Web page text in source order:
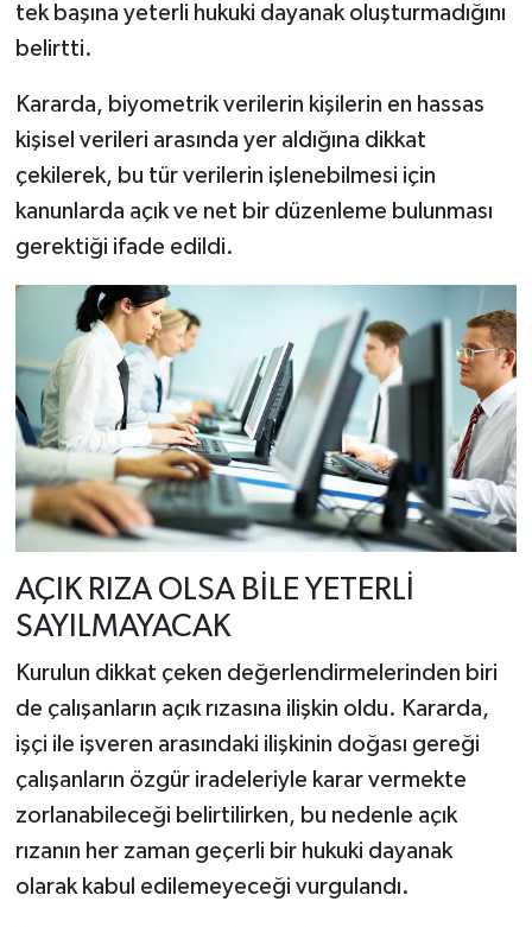
tek başına yeterli hukuki dayanak oluşturmadığını
belirtti.
Kararda, biyometrik verilerin kişilerin en hassas
kişisel verileri arasında yer aldığına dikkat
çekilerek, bu tür verilerin işlenebilmesi için
kanunlarda açık ve net bir düzenleme bulunması
gerektiği ifade edildi.
AÇIK RIZA OLSA BİLE YETERLİ
SAYILMAYACAK
Kurulun dikkat çeken değerlendirmelerinden biri
de çalışanların açık rızasına ilişkin oldu. Kararda,
işçi ile işveren arasındaki ilişkinin doğası gereği
çalışanların özgür iradeleriyle karar vermekte
zorlanabileceği belirtilirken, bu nedenle açık
rızanın her zaman geçerli bir hukuki dayanak
olarak kabul edilemeyeceği vurgulandı.